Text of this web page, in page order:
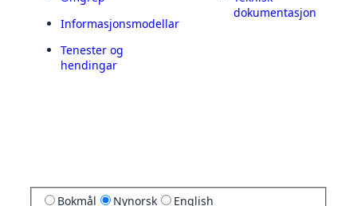
Informasjonsmodellar
Tenester og
hendingar
dokumentasjon
Bokmål Nynorsk English